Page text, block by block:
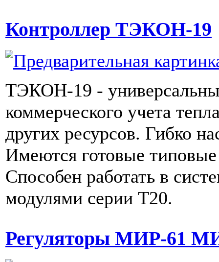
Контроллер ТЭКОН-19
ТЭКОН-19 -
коммерческого учета
других ресурсов. Гибко
Имеются готовые
Способен работать в
модулями серии Т20.
Регуляторы МИР-61